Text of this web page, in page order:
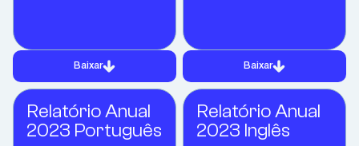
Baixar Baixar
Relatório Anual
2023 Português
Relatório Anual
2023 Inglês